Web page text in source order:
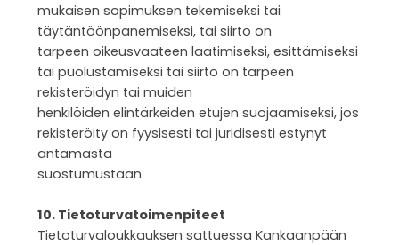
mukaisen sopimuksen tekemiseksi tai
täytäntöönpanemiseksi, tai siirto on
tarpeen oikeusvaateen laatimiseksi, esittämiseksi
tai puolustamiseksi tai siirto on tarpeen
rekisteröidyn tai muiden
henkilöiden elintärkeiden etujen suojaamiseksi, jos
rekisteröity on fyysisesti tai juridisesti estynyt
antamasta
suostumustaan.
10. Tietoturvatoimenpiteet
Tietoturvaloukkauksen sattuessa Kankaanpään